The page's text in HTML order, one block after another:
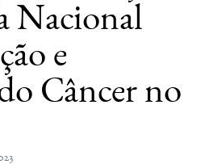
Nacional
e
Câncer no